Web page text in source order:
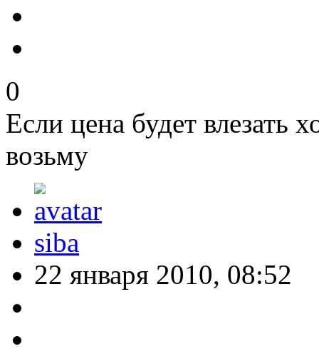
0
Если цена будет влезать
возьму
siba
22 января 2010, 08:52